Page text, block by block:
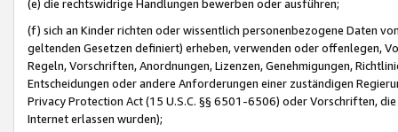
(e) die rechtswidrige Handlungen bewerben oder ausführen;
(f) sich an Kinder richten oder wissentlich personenbezogene Daten
geltenden Gesetzen definiert) erheben, verwenden oder offenlegen,
Regeln, Vorschriften, Anordnungen, Lizenzen, Genehmigungen,
Entscheidungen oder andere Anforderungen einer zuständigen
Privacy Protection Act (15 U.S.C. §§ 6501-6506) oder Vorschriften,
Internet erlassen wurden);